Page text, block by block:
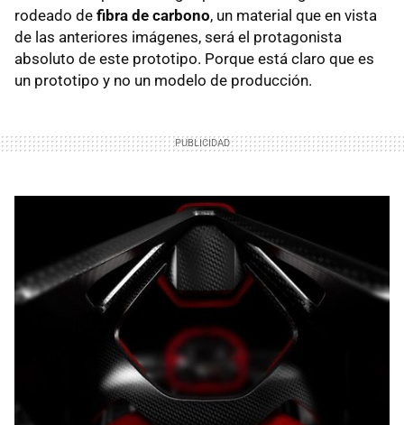
rodeado de fibra de carbono, un material que en vista
de las anteriores imágenes, será el protagonista
absoluto de este prototipo. Porque está claro que es
un prototipo y no un modelo de producción.